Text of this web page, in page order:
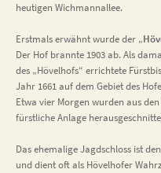
heutigen Wichmannallee.
Erstmals erwähnt wurde der „
Der Hof brannte 1903 ab. Als
des „Hövelhofs“ errichtete
Jahr 1661 auf dem Gebiet des
Etwa vier Morgen wurden aus
fürstliche Anlage
Das ehemalige Jagdschloss ist
und dient oft als Hövelhofer